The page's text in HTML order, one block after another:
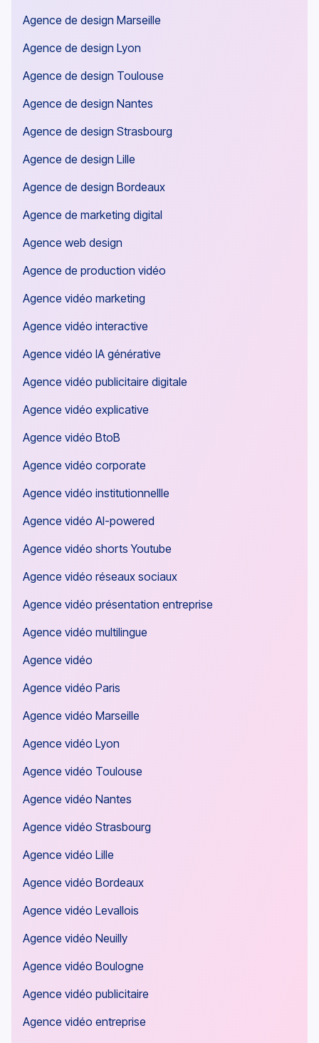
Agence de design Marseille
Agence de design Lyon
Agence de design Toulouse
Agence de design Nantes
Agence de design Strasbourg
Agence de design Lille
Agence de design Bordeaux
Agence de marketing digital
Agence web design
Agence de production vidéo
Agence vidéo marketing
Agence vidéo interactive
Agence vidéo IA générative
Agence vidéo publicitaire digitale
Agence vidéo explicative
Agence vidéo BtoB
Agence vidéo corporate
Agence vidéo institutionnellle
Agence vidéo AI-powered
Agence vidéo shorts Youtube
Agence vidéo réseaux sociaux
Agence vidéo présentation entreprise
Agence vidéo multilingue
Agence vidéo
Agence vidéo Paris
Agence vidéo Marseille
Agence vidéo Lyon
Agence vidéo Toulouse
Agence vidéo Nantes
Agence vidéo Strasbourg
Agence vidéo Lille
Agence vidéo Bordeaux
Agence vidéo Levallois
Agence vidéo Neuilly
Agence vidéo Boulogne
Agence vidéo publicitaire
Agence vidéo entreprise